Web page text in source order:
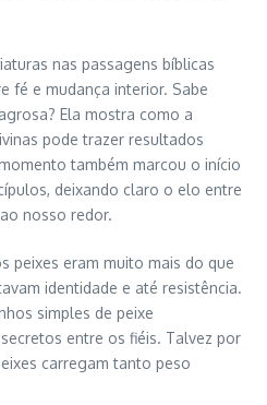
nas passagens bíblicas
fé e mudança interior. Sabe
Ela mostra como a
pode trazer resultados
também marcou o início
deixando claro o elo entre
nosso redor.
peixes eram muito mais do que
identidade e até resistência.
simples de peixe
entre os fiéis. Talvez por
carregam tanto peso